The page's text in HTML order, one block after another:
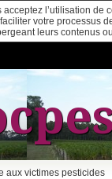
aux victimes pesticides
l’utilisation
votre processus
leurs contenus